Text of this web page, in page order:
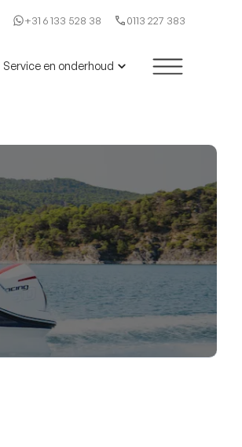
+31 6 133 528 38 0113 227 383
Service en onderhoud